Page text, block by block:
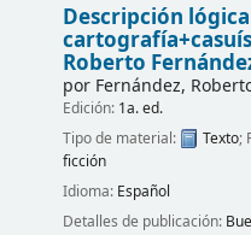
Descripción
Roberto
por Fernández,
Edición: 1a. ed.
Tipo de material:
Texto;
ficción
Idioma: Español
Detalles de publicación: